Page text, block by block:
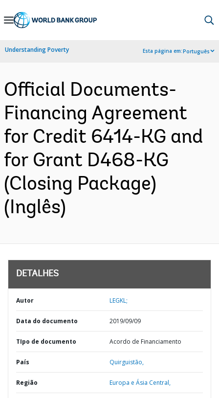
Skip
Navigation
Understanding Poverty Esta página em:Português
Official Documents-
Financing Agreement
for Credit 6414-KG and
for Grant D468-KG
(Closing Package)
(Inglês)
DETALHES
Autor LEGKL;
Data do documento 2019/09/09
TIpo de documento Acordo de Financiamento
País Quirguistão,
Região Europa e Ásia Central,